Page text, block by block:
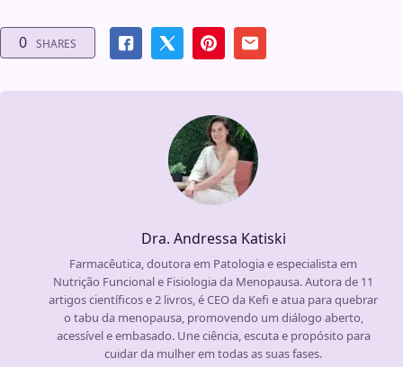
0 SHARES
Dra. Andressa Katiski
Farmacêutica, doutora em Patologia e especialista em
Nutrição Funcional e Fisiologia da Menopausa. Autora de 11
artigos científicos e 2 livros, é CEO da Kefi e atua para quebrar
o tabu da menopausa, promovendo um diálogo aberto,
acessível e embasado. Une ciência, escuta e propósito para
cuidar da mulher em todas as suas fases.